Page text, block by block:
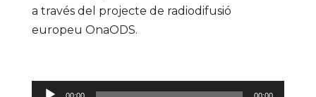
a través del projecte de radiodifusió
europeu OnaODS.
Reproductor